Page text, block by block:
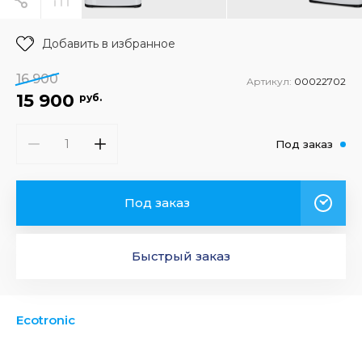
Ecotronic
Добавить в избранное
16 900
15 900 руб.
Артикул: 00022702
Под заказ
Под заказ
Быстрый заказ